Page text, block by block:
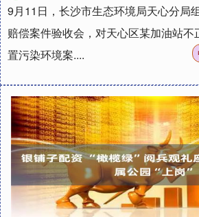
9月11日，长沙市生态环境局天心分局
赔偿案件验收会，对天心区某加油站不
置污染环境案....